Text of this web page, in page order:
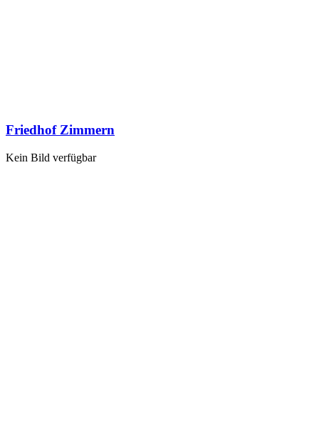
Friedhof Zimmern
Kein Bild verfügbar